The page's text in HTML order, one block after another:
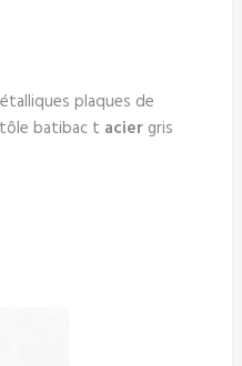
plaques de
batibac t aciergris